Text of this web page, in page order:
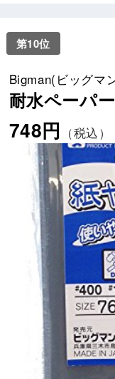
第10位
Bigman(ビッグマ
耐水ペーパ
748円 （税込）